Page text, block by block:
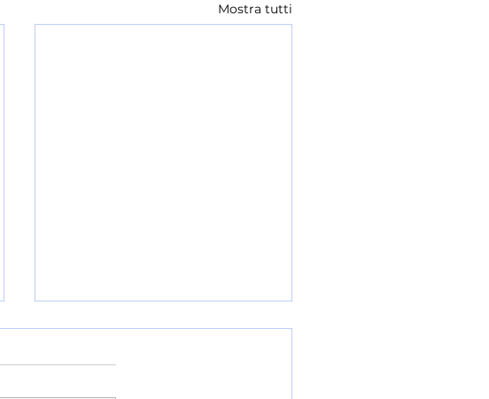
Mostra tutti